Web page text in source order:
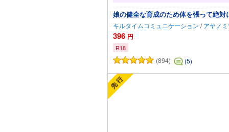
娘の健全な育成のため体を張って絶
キルタイムコミュニケーション / アヤノ
396 円
R18
(894) (5)